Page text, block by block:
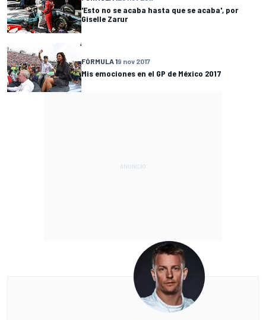
'Esto no se acaba hasta que se acaba', por
Giselle Zarur
FÓRMULA 19 nov 2017
Mis emociones en el GP de México 2017